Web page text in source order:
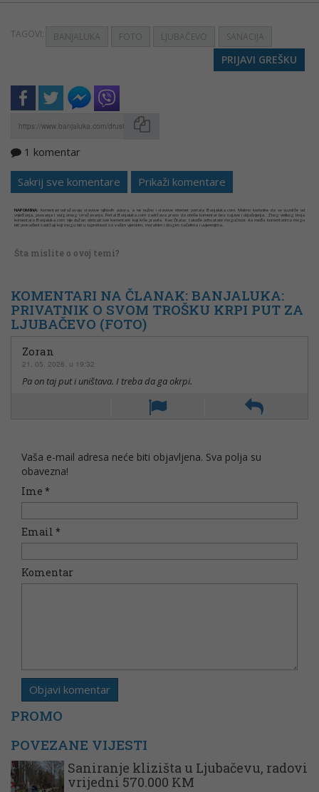
TAGOVI: BANJALUKA FOTO LJUBAČEVO SANACIJA
PRIJAVI GREŠKU
1 komentar
Sakrij sve komentare Prikaži komentare
NAPOMENA: Komentari odražavaju stavove njihovih autora, a ne nužno i stavove internet portala Banjaluka.com. Molimo korisnike da se suzdrže od
vrijeđanja, psovanja i vulgarnog izražavanja. Portal Banjaluka.com zadržava pravo da obriše komentar bez najave i objašnjenja. Zbog velikog broja
komentara Banjaluka.com nije dužan obrisati sve komentare koji krše pravila. Kao čitalac takođe prihvatate mogućnost da među komentarima mogu
biti pronađeni sadržaji koji mogu biti u suprotnosti sa vašim vjerskim, moralnim i drugim načelima i uvjerenjima.
Šta mislite o ovoj temi?
KOMENTARI NA ČLANAK: BANJALUKA:
PRIVATNIK O SVOM TROŠKU KRPI PUT ZA
LJUBAČEVO (FOTO)
Zoran
21. 05. 2026. u 19:32
Pa on taj put i uništava. I treba da ga okrpi.
Vaša e-mail adresa neće biti objavljena. Sva polja su
obavezna!
Ime *
Email *
Komentar
PROMO
POVEZANE VIJESTI
Saniranje klizišta u Ljubačevu, radovi
vrijedni 570.000 KM